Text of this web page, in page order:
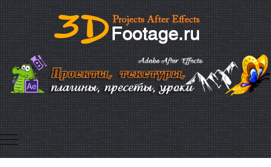
Mobile Menu Toggle